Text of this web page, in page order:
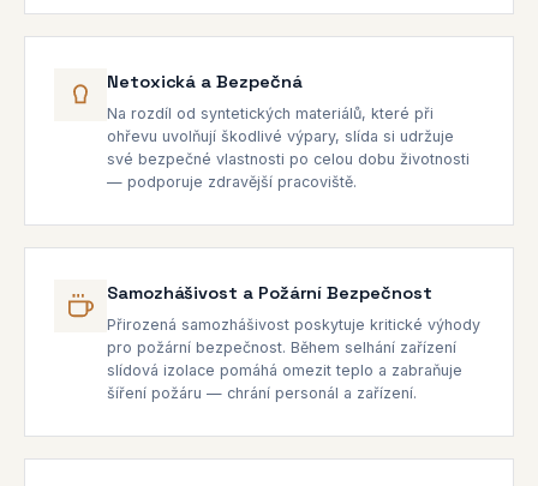
Netoxická a Bezpečná
Na rozdíl od syntetických materiálů, které při
ohřevu uvolňují škodlivé výpary, slída si udržuje
své bezpečné vlastnosti po celou dobu životnosti
— podporuje zdravější pracoviště.
Samozhášivost a Požární Bezpečnost
Přirozená samozhášivost poskytuje kritické výhody
pro požární bezpečnost. Během selhání zařízení
slídová izolace pomáhá omezit teplo a zabraňuje
šíření požáru — chrání personál a zařízení.